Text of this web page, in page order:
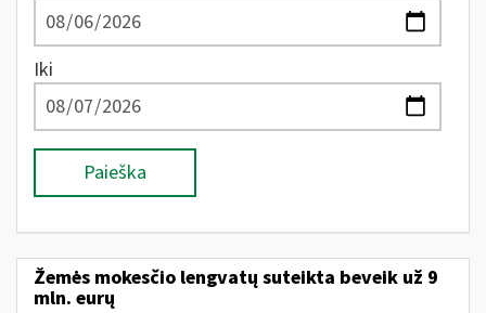
Iki
Paieška
Žemės mokesčio lengvatų suteikta beveik už 9
mln. eurų